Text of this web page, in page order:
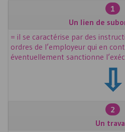
1
Un lien de
= il se caractérise par des
ordres de l’employeur qui en
éventuellement sanctionne
⇩
2
Un